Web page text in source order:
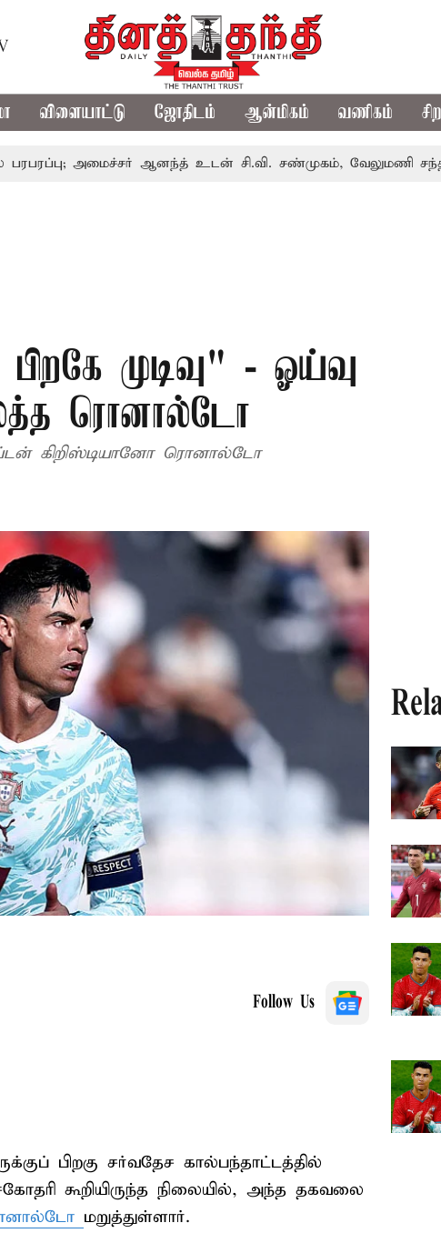
விளையாட்டு ஜோதிடம் ஆன்மிகம் வணிகம்
அமைச்சர் ஆனந்த் உடன் சி.வி. சண்முகம், வேலுமணி சந்திப்பு
முடிவு" - ஓய்வு
ரொனால்டோ
கிறிஸ்டியானோ ரொனால்டோ
Follow Us
பிறகு சர்வதேச கால்பந்தாட்டத்தில்
கூறியிருந்த நிலையில், அந்த தகவலை
மறுத்துள்ளார்.